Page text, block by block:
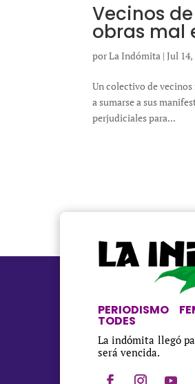
Vecinos
obras mal
porLa Indómita |Jul 14,
Un colectivo de
a sumarse a sus
perjudiciales para...
PERIODISMO
TODES
La indómita llegó
será vencida.